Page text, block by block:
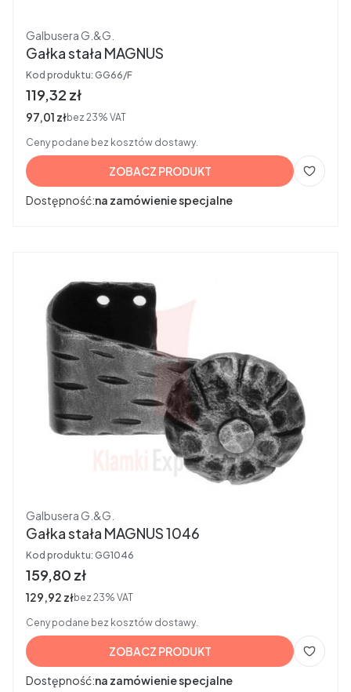
Producent
Galbusera G.&G.
Gałka stała MAGNUS
Kod produktu: GG66/F
Cena brutto
119,32 zł
Cena netto
97,01 złbez 23% VAT
Ceny podane bez kosztów dostawy.
ZOBACZ PRODUKT
Dostępność:na zamówienie specjalne
Producent
Galbusera G.&G.
Gałka stała MAGNUS 1046
Kod produktu: GG1046
Cena brutto
159,80 zł
Cena netto
129,92 złbez 23% VAT
Ceny podane bez kosztów dostawy.
ZOBACZ PRODUKT
Dostępność:na zamówienie specjalne